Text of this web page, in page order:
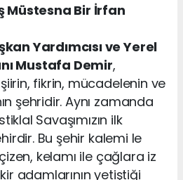
Bir İrfan
Yardımcısı ve Yerel
Mustafa Demir,
fikrin, mücadelenin ve
şehridir. Aynı zamanda
Savaşımızın ilk
Bu şehir kalemi le
kelamı ile çağlara iz
adamlarının yetiştiği